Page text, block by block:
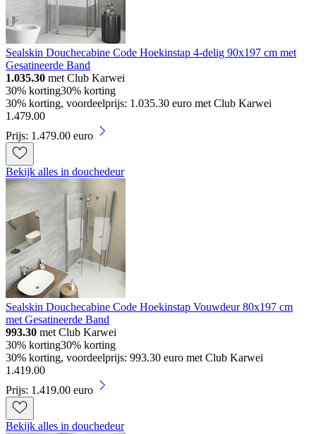
Sealskin Douchecabine Code Hoekinstap 4-delig 90x197 cm met
Gesatineerde Band
1.035.30 met Club Karwei
30% korting30% korting
30% korting, voordeelprijs: 1.035.30 euro met Club Karwei
1 .479.00
Prijs: 1.479.00 euro
Bekijk alles in douchedeur
Sealskin Douchecabine Code Hoekinstap Vouwdeur 80x197 cm
met Gesatineerde Band
993.30 met Club Karwei
30% korting30% korting
30% korting, voordeelprijs: 993.30 euro met Club Karwei
1 .419.00
Prijs: 1.419.00 euro
Bekijk alles in douchedeur